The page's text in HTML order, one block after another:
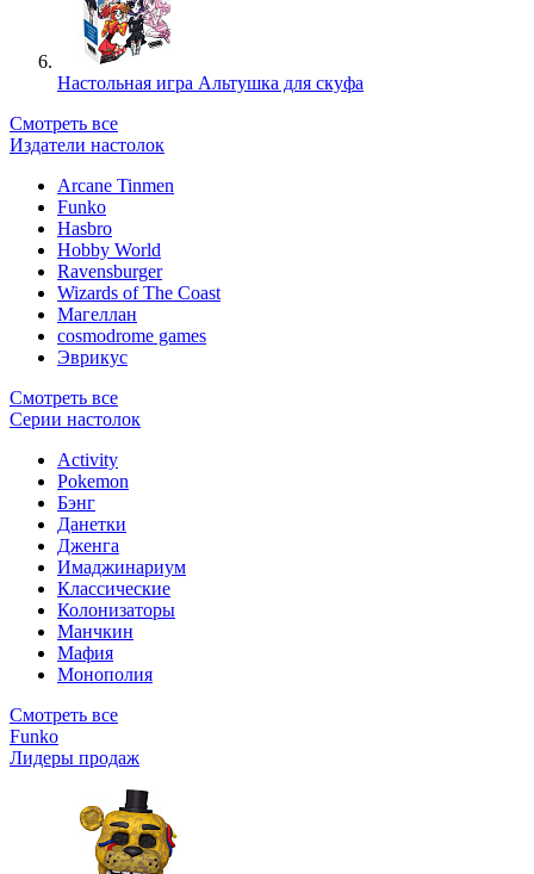
Настольная игра Альтушка для скуфа
Смотреть все
Издатели настолок
Arcane Tinmen
Funko
Hasbro
Hobby World
Ravensburger
Wizards of The Coast
Магеллан
сosmodrome games
Эврикус
Смотреть все
Серии настолок
Activity
Pokemon
Бэнг
Данетки
Дженга
Имаджинариум
Классические
Колонизаторы
Манчкин
Мафия
Монополия
Смотреть все
Funko
Лидеры продаж